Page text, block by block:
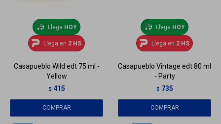
Llega HOY
Llega en 2 HS
Casapueblo Wild edt 75 ml -
Yellow
$ 415
Llega HOY
Llega en 2 HS
Casapueblo Vintage edt 80 ml
- Party
$ 735